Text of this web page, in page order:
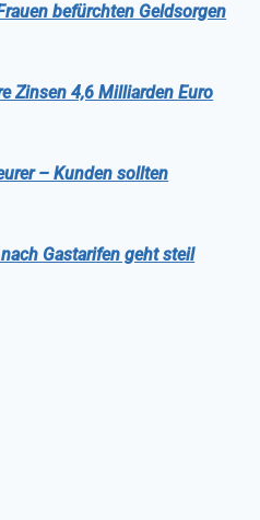
befürchten Geldsorgen
Zinsen 4,6 Milliarden Euro
– Kunden sollten
Gastarifen geht steil